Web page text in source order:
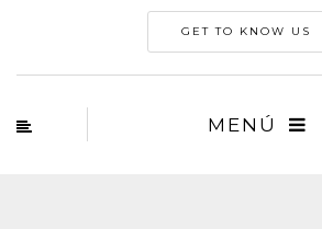
GET TO KNOW US
MENÚ